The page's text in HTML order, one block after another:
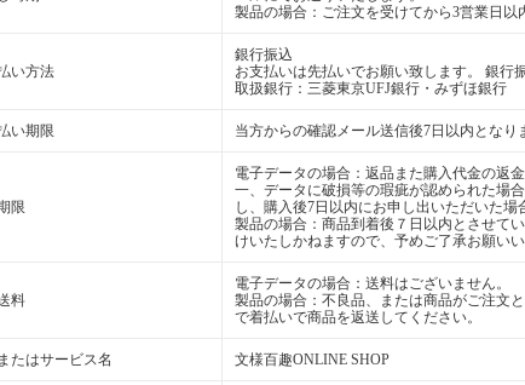
製品の場合：ご注文を受けてから3営業日以
い方法
銀行振込
お支払いは先払いでお願い致します。 銀行
取扱銀行：三菱東京UFJ銀行・みずほ銀行
い期限 当方からの確認メール送信後7日以内となり
限
電子データの場合：返品また購入代金の返
一、データに破損等の瑕疵が認められた場
し、購入後7日以内にお申し出いただいた場
製品の場合：商品到着後７日以内とさせて
けいたしかねますので、予めご了承お願いい
料
電子データの場合：送料はございません。
製品の場合：不良品、または商品がご注文
で着払いで商品を返送してください。
たはサービス名 文様百趣ONLINE SHOP